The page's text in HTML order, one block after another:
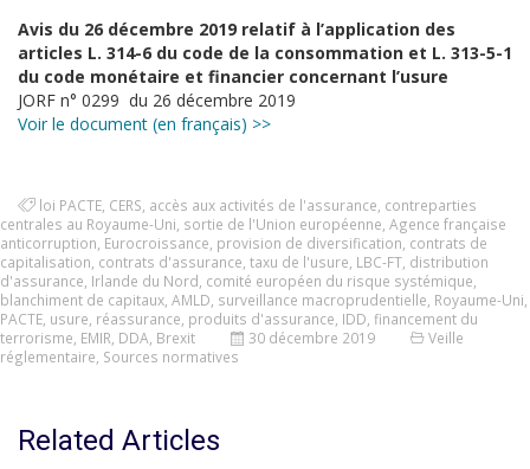
Avis du 26 décembre 2019 relatif à l’application des
articles L. 314-6 du code de la consommation et L. 313-5-1
du code monétaire et financier concernant l’usure
JORF n° 0299 du 26 décembre 2019
Voir le document (en français) >>
loi PACTE CERS accès aux activités de l'assurance contreparties
centrales au Royaume-Uni sortie de l'Union européenne Agence française
anticorruption Eurocroissance provision de diversification contrats de
capitalisation contrats d'assurance taxu de l'usure LBC-FT distribution
d'assurance Irlande du Nord comité européen du risque systémique
blanchiment de capitaux AMLD surveillance macroprudentielle Royaume-Uni
PACTE usure réassurance produits d'assurance IDD financement du
terrorisme EMIR DDA Brexit 30 décembre 2019
Veille
réglementaire Sources normatives
Related Articles